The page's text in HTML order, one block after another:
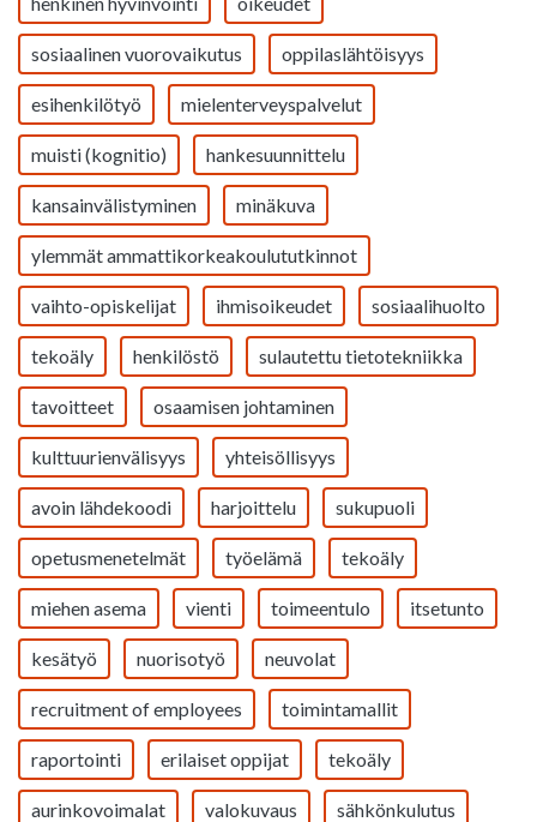
sosiaalinen vuorovaikutus oppilaslähtöisyys
esihenkilötyö mielenterveyspalvelut
muisti (kognitio) hankesuunnittelu
kansainvälistyminen minäkuva
ylemmät ammattikorkeakoulututkinnot
vaihto-opiskelijat ihmisoikeudet sosiaalihuolto
tekoäly henkilöstö sulautettu tietotekniikka
tavoitteet osaamisen johtaminen
kulttuurienvälisyys yhteisöllisyys
avoin lähdekoodi harjoittelu sukupuoli
opetusmenetelmät työelämä tekoäly
miehen asema vienti toimeentulo itsetunto
kesätyö nuorisotyö neuvolat
recruitment of employees toimintamallit
raportointi erilaiset oppijat tekoäly
aurinkovoimalat valokuvaus sähkönkulutus